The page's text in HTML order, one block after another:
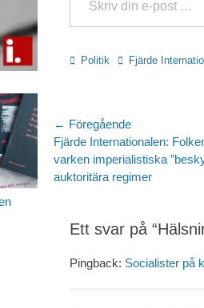
Kategorier
Politik Etiketter
Fjärde
← Föregående
Föregående
inlägg:
Fjärde Internationalen:
varken imperialistiska
auktoritära regimer
Ett svar på
Pingback: Socialister på